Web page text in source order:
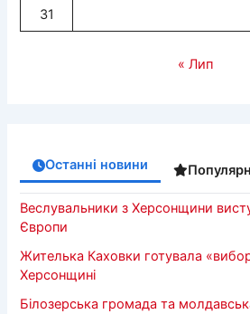
31
« Лип
Останні новини
Веслувальники з Херсонщини
Європи
Жителька Каховки готувала
Херсонщині
Білозерська громада та